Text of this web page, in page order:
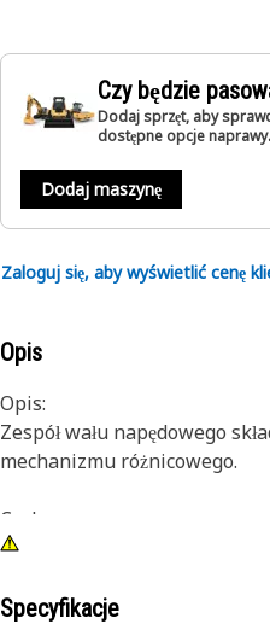
Czy będzie
Dodaj sprzęt, aby
dostępne opcje naprawy.
Dodaj maszynę
Zaloguj się, aby wyświetlić cenę
Opis
Opis:
Zespół wału napędowego
mechanizmu różnicowego.
Cechy:
Wały napędowe Cat® są
podzespołów i przenoszenie
Specyfikacje